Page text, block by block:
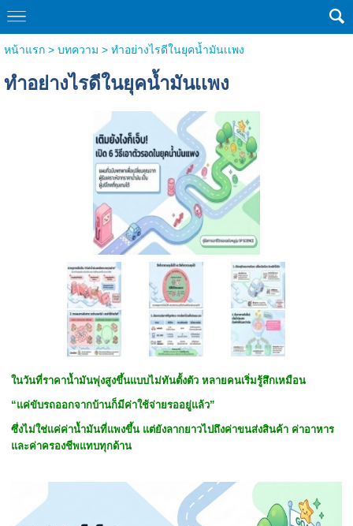
หน้าแรก> บทความ > ทำอย่างไรดีในยุคน้ำมันเเพง
ทำอย่างไรดีในยุคน้ำมันเเพง
ในวันที่ราคาน้ำมันพุ่งสูงขึ้นแบบไม่ทันตั้งตัว หลายคนเริ่มรู้สึกเหมือน
“แค่ขับรถออกจากบ้านก็มีค่าใช้จ่ายรออยู่แล้ว”
ซึ่งไม่ใช่แค่ค่าน้ำมันที่แพงขึ้น แต่ยังลากยาวไปถึงค่าขนส่งสินค้า ค่าอาหาร
และค่าครองชีพแทบทุกด้าน